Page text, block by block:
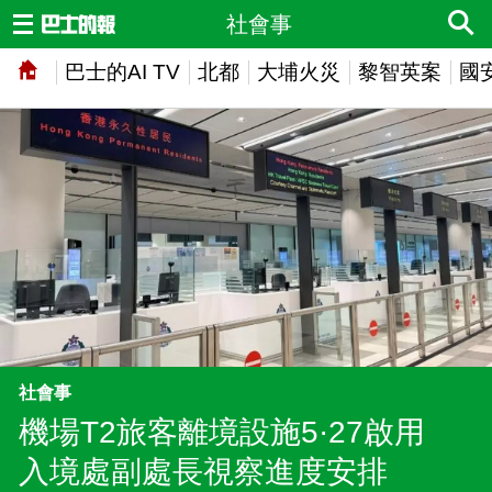
巴士的AI TV 北都 大埔火災 黎智英案 國
社會事
社會事
機場T2旅客離境設施5·27啟用
入境處副處長視察進度安排